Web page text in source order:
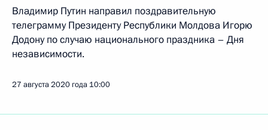
Владимир Путин направил поздравительную
телеграмму Президенту Республики Молдова Игорю
Додону по случаю национального праздника – Дня
независимости.
27 августа 2020 года 10:00